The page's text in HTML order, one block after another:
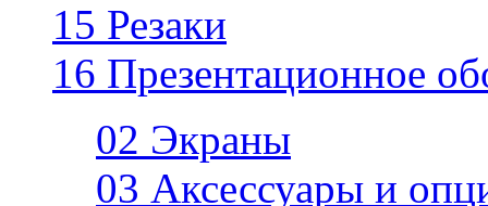
15 Резаки
16 Презентационное
02 Экраны
03 Аксессуары и